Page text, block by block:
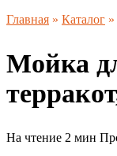
Главная » Каталог »
Мойка
На чтение 2 мин